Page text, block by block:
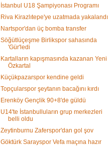
İstanbul U18 Şampiyonası Programı
Riva Kirazlıtepe'ye uzatmada yakalandı
Nartspor'dan üç bomba transfer
Söğütlüçeşme Birlikspor sahasında
'Gür'ledi
Kartalların kapışmasında kazanan Yeni
Özkartal
Küçükpazarspor kendine geldi
Topçularspor şeytanın bacağını kırdı
Erenköy Gençlik 90+8'de güldü
U14'te İstanbulluların grup merkezleri
belli oldu
Zeytinburnu Zaferspor'dan gol şov
Göktürk Sarayspor Vefa maçına hazır